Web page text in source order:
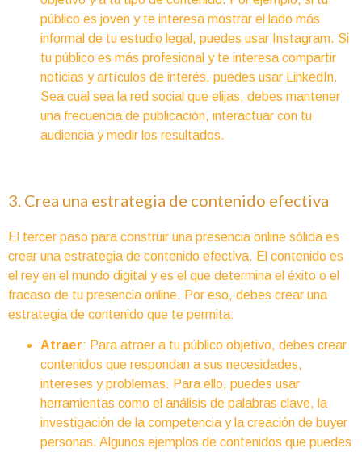
público es joven y te interesa mostrar el lado más
informal de tu estudio legal, puedes usar Instagram. Si
tu público es más profesional y te interesa compartir
noticias y artículos de interés, puedes usar LinkedIn.
Sea cual sea la red social que elijas, debes mantener
una frecuencia de publicación, interactuar con tu
audiencia y medir los resultados.
3. Crea una estrategia de contenido efectiva
El tercer paso para construir una presencia online sólida es
crear una estrategia de contenido efectiva. El contenido es
el rey en el mundo digital y es el que determina el éxito o el
fracaso de tu presencia online. Por eso, debes crear una
estrategia de contenido que te permita:
Atraer: Para atraer a tu público objetivo, debes crear
contenidos que respondan a sus necesidades,
intereses y problemas. Para ello, puedes usar
herramientas como el análisis de palabras clave, la
investigación de la competencia y la creación de buyer
personas. Algunos ejemplos de contenidos que puedes